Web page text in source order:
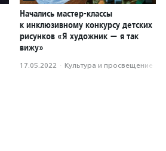
Начались мастер-классы
к инклюзивному конкурсу детских
рисунков «Я художник — я так
вижу»
17.05.2022 · Культура и просвещение